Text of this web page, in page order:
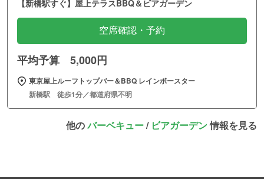
【新橋駅すぐ】屋上テラスBBQ＆ビアガーデン
空席確認・予約
平均予算 5,000円
東京屋上ルーフトップバー＆BBQ レインボースター
新橋駅 徒歩1分／都道府県不明
他のバーベキュー/ ビアガーデン情報を見る